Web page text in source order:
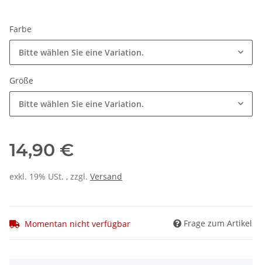
Farbe
Bitte wählen Sie eine Variation.
Größe
Bitte wählen Sie eine Variation.
14,90 €
exkl. 19% USt. , zzgl. Versand
Momentan nicht verfügbar Frage zum Artikel